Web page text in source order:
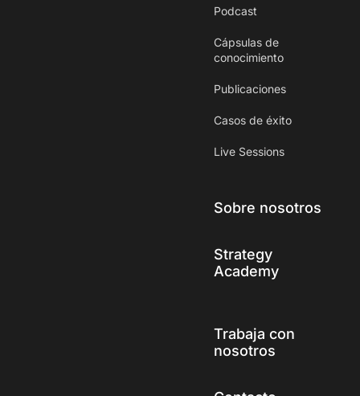
Podcast
Cápsulas de
conocimiento
Publicaciones
Casos de éxito
Live Sessions
Sobre nosotros
Strategy
Academy
Trabaja con
nosotros